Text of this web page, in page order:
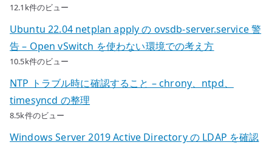
12.1k件のビュー
Ubuntu 22.04 netplan apply の ovsdb-server.service 警
告 – Open vSwitch を使わない環境での考え方
10.5k件のビュー
NTP トラブル時に確認すること – chrony、ntpd、
timesyncd の整理
8.5k件のビュー
Windows Server 2019 Active Directory の LDAP を確認